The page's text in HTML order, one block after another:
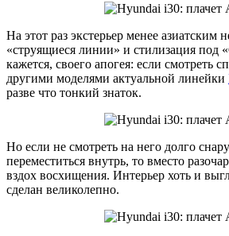
На этот раз экстерьер менее азиатским
«струящиеся линии» и стилизация под
кажется, своего апогея: если смотреть
другими моделями актуальной линейки
разве что тонкий знаток.
Но если не смотреть на него долго
переместиться внутрь, то вместо
вздох восхищения. Интерьер хоть и
сделан великолепно.